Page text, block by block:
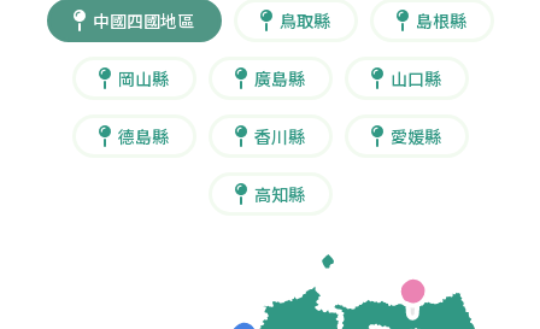
中國四國地區 鳥取縣 島根縣
岡山縣 廣島縣 山口縣
德島縣 香川縣 愛媛縣
高知縣